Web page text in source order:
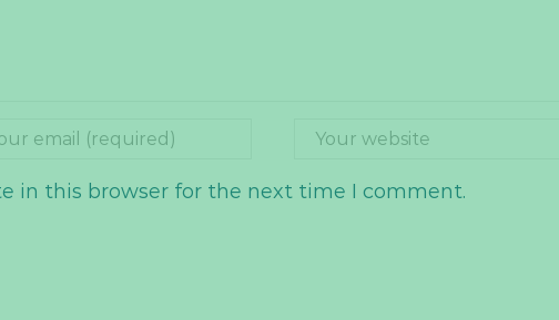
in this browser for the next time I comment.